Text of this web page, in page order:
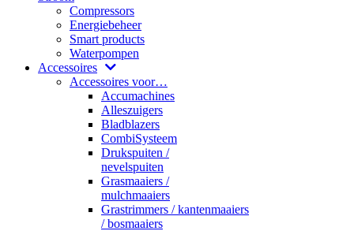
Compressors
Energiebeheer
Smart products
Waterpompen
Accessoires
Accessoires voor…
Accumachines
Alleszuigers
Bladblazers
CombiSysteem
Drukspuiten /
nevelspuiten
Grasmaaiers /
mulchmaaiers
Grastrimmers / kantenmaaiers
/ bosmaaiers